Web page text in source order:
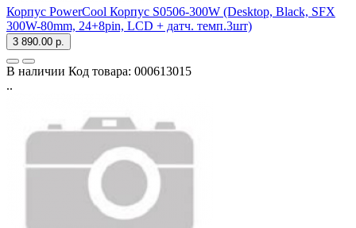
Корпус PowerCool Корпус S0506-300W (Desktop, Black, SFX
300W-80mm, 24+8pin, LCD + датч. темп.3шт)
3 890.00 р.
В наличии Код товара: 000613015
..